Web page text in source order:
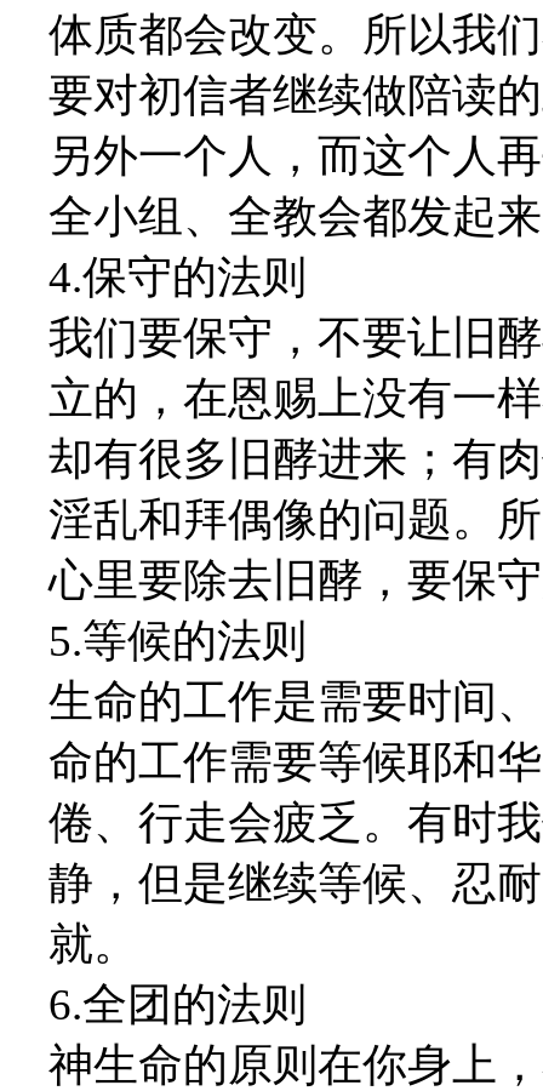
体质都会改变。所以我
要对初信者继续做陪读
另外一个人，而这个人
全小组、全教会都发起
4.保守的法则
我们要保守，不要让旧
立的，在恩赐上没有一
却有很多旧酵进来；有
淫乱和拜偶像的问题。
心里要除去旧酵，要保
5.等候的法则
生命的工作是需要时间
命的工作需要等候耶和
倦、行走会疲乏。有时
静，但是继续等候、忍
就。
6.全团的法则
神生命的原则在你身上